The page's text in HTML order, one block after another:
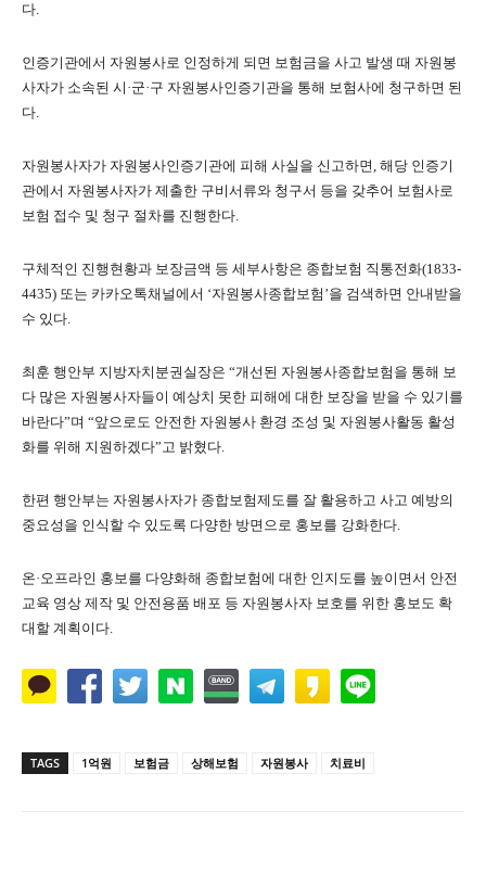
다.
인증기관에서 자원봉사로 인정하게 되면 보험금을 사고 발생 때 자원봉
사자가 소속된 시·군·구 자원봉사인증기관을 통해 보험사에 청구하면 된
다.
자원봉사자가 자원봉사인증기관에 피해 사실을 신고하면, 해당 인증기
관에서 자원봉사자가 제출한 구비서류와 청구서 등을 갖추어 보험사로
보험 접수 및 청구 절차를 진행한다.
구체적인 진행현황과 보장금액 등 세부사항은 종합보험 직통전화(1833-
4435) 또는 카카오톡채널에서 ‘자원봉사종합보험’을 검색하면 안내받을
수 있다.
최훈 행안부 지방자치분권실장은 “개선된 자원봉사종합보험을 통해 보
다 많은 자원봉사자들이 예상치 못한 피해에 대한 보장을 받을 수 있기를
바란다”며 “앞으로도 안전한 자원봉사 환경 조성 및 자원봉사활동 활성
화를 위해 지원하겠다”고 밝혔다.
한편 행안부는 자원봉사자가 종합보험제도를 잘 활용하고 사고 예방의
중요성을 인식할 수 있도록 다양한 방면으로 홍보를 강화한다.
온·오프라인 홍보를 다양화해 종합보험에 대한 인지도를 높이면서 안전
교육 영상 제작 및 안전용품 배포 등 자원봉사자 보호를 위한 홍보도 확
대할 계획이다.
TAGS 1억원 보험금 상해보험 자원봉사 치료비